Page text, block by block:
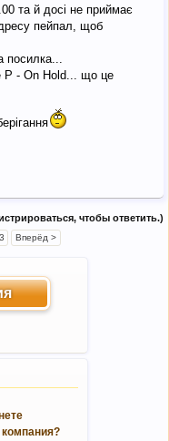
та й досі не приймає
пейпал, щоб
P - On Hold... що це
чтобы ответить.)
Вперёд >